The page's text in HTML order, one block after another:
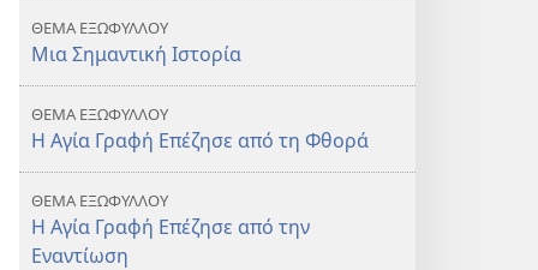
—
Μια
Επιβίωσης
—
Επιβίωσης
ΘΕΜΑ ΕΞΩΦΥΛΛΟΥ
Μια Σημαντική Ιστορία
ΘΕΜΑ ΕΞΩΦΥΛΛΟΥ
Η Αγία Γραφή Επέζησε από τη Φθορά
ΘΕΜΑ ΕΞΩΦΥΛΛΟΥ
Η Αγία Γραφή Επέζησε από την
Εναντίωση